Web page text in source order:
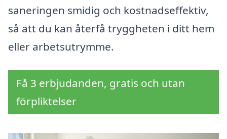
saneringen smidig och kostnadseffektiv,
så att du kan återfå tryggheten i ditt hem
eller arbetsutrymme.
Få 3 erbjudanden, gratis och utan
förpliktelser